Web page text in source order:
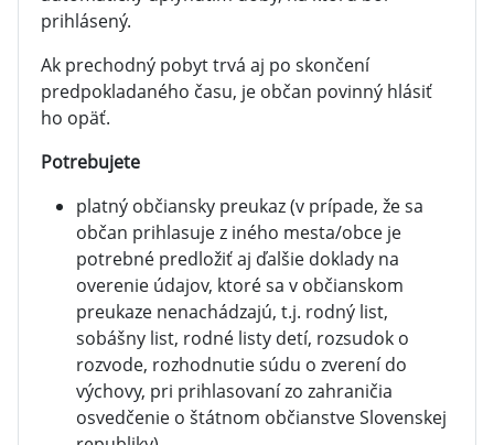
prihlásený.
Ak prechodný pobyt trvá aj po skončení
predpokladaného času, je občan povinný hlásiť
ho opäť.
Potrebujete
platný občiansky preukaz (v prípade, že sa
občan prihlasuje z iného mesta/obce je
potrebné predložiť aj ďalšie doklady na
overenie údajov, ktoré sa v občianskom
preukaze nenachádzajú, t.j. rodný list,
sobášny list, rodné listy detí, rozsudok o
rozvode, rozhodnutie súdu o zverení do
výchovy, pri prihlasovaní zo zahraničia
osvedčenie o štátnom občianstve Slovenskej